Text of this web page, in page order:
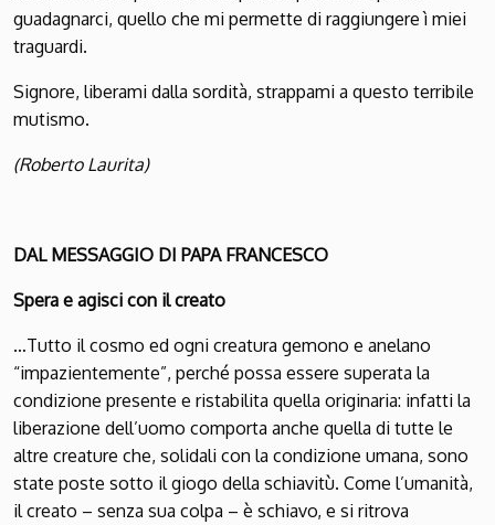
guadagnarci, quello che mi permette di raggiungere ì miei
traguardi.
Signore, liberami dalla sordità, strappami a questo terribile
mutismo.
(Roberto Laurita)
DAL MESSAGGIO DI PAPA FRANCESCO
Spera e agisci con il creato
…Tutto il cosmo ed ogni creatura gemono e anelano
“impazientemente”, perché possa essere superata la
condizione presente e ristabilita quella originaria: infatti la
liberazione dell’uomo comporta anche quella di tutte le
altre creature che, solidali con la condizione umana, sono
state poste sotto il giogo della schiavitù. Come l’umanità,
il creato – senza sua colpa – è schiavo, e si ritrova